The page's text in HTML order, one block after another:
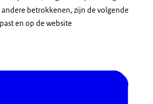
betrokkenen, zijn de volgende
en op de website